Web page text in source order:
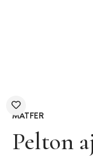
MATFER
Pelton